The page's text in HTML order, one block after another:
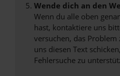
Wende dich an den
Wenn du alle oben
hast, kontaktiere uns
versuchen, das
uns diesen Text
Fehlersuche zu